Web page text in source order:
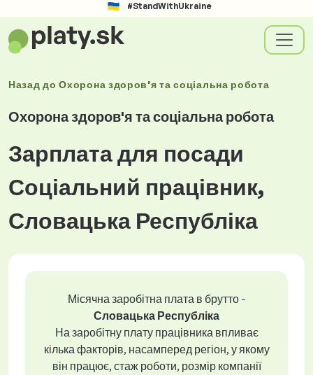
#StandWithUkraine
Назад доОхорона здоров'я та соціальна робота
Охорона здоров'я та соціальна робота
Зарплата для посади
Соціальний працівник,
Словацька Республіка
Місячна заробітна плата в брутто -
Словацька Республіка
На заробітну плату працівника впливає
кілька факторів, насамперед регіон, у якому
він працює, стаж роботи, розмір компанії